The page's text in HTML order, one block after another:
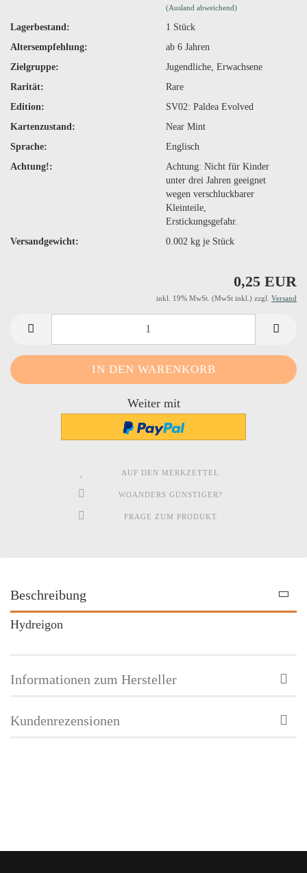
(Ausland abweichend)
Lagerbestand: 1 Stück
Altersempfehlung:
ab 6 Jahren
Zielgruppe:
Jugendliche, Erwachsene
Rarität:
Rare
Edition:
SV02: Paldea Evolved
Kartenzustand:
Near Mint
Sprache:
Englisch
Achtung!:
Achtung: Nicht für Kinder
unter drei Jahren geeignet
wegen verschluckbarer
Kleinteile,
Erstickungsgefahr.
Versandgewicht:
0.002kg je Stück
0,25 EUR
inkl. 19% MwSt. (MwSt inkl.) zzgl. Versand
Weiter mit
AUF DEN MERKZETTEL
WOANDERS GÜNSTIGER?
FRAGE ZUM PRODUKT
Beschreibung
Hydreigon
Informationen zum Hersteller
Kundenrezensionen